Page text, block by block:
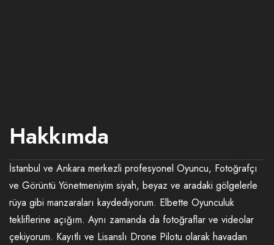
Hakkımda
İstanbul ve Ankara merkezli profesyonel Oyuncu, Fotoğrafçı
ve Görüntü Yönetmeniyim siyah, beyaz ve aradaki gölgelerle
rüya gibi manzaraları kaydediyorum. Elbette Oyunculuk
tekliflerine açığım. Aynı zamanda da fotoğraflar ve videolar
çekiyorum. Kayıtlı ve Lisanslı Drone Pilotu olarak havadan